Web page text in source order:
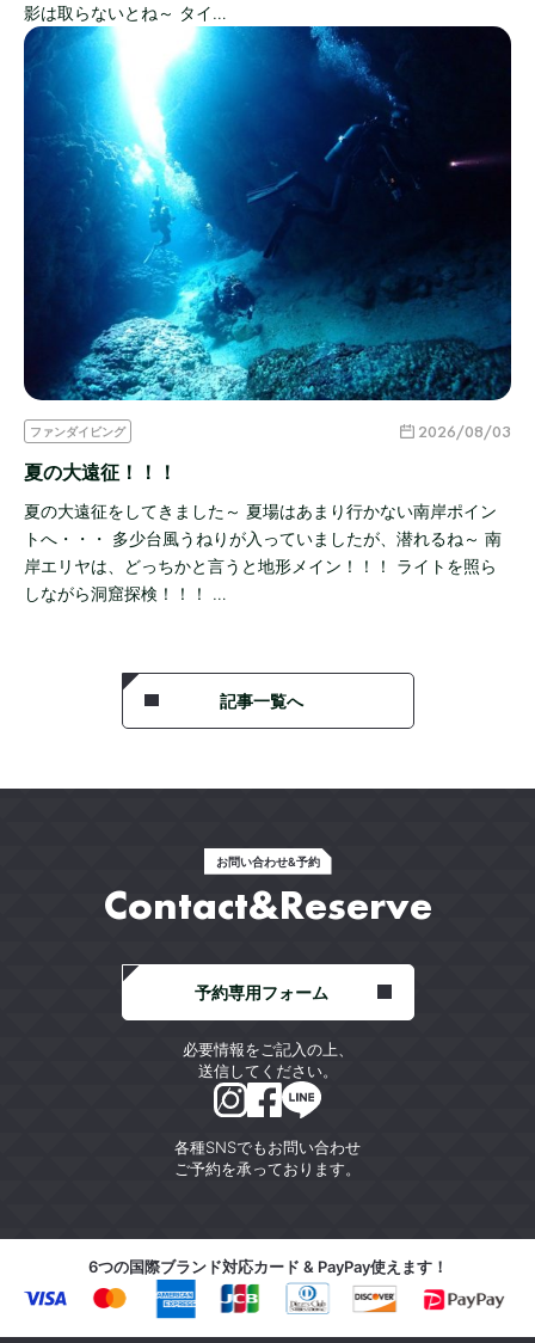
影は取らないとね～ タイ…
ファンダイビング 2026/08/03
夏の大遠征！！！
夏の大遠征をしてきました～ 夏場はあまり行かない南岸ポイン
トへ・・・ 多少台風うねりが入っていましたが、潜れるね～ 南
岸エリヤは、どっちかと言うと地形メイン！！！ ライトを照ら
しながら洞窟探検！！！ …
記事一覧へ
お問い合わせ&予約
Contact&Reserve
各種SNSでもお問い合わせ
ご予約を承っております。
予約専用フォーム
必要情報をご記入の上、
送信してください。
6つの国際ブランド対応カード & PayPay使えます！